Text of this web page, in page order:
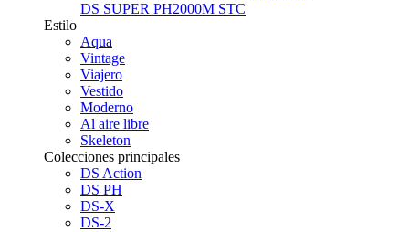
DS SUPER PH2000M STC
Estilo
Aqua
Vintage
Viajero
Vestido
Moderno
Al aire libre
Skeleton
Colecciones principales
DS Action
DS PH
DS-X
DS-2